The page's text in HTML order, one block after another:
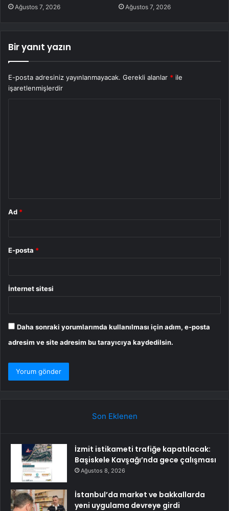
Ağustos 7, 2026 Ağustos 7, 2026
Bir yanıt yazın
E-posta adresiniz yayınlanmayacak. Gerekli alanlar * ile
işaretlenmişlerdir
Ad *
E-posta *
İnternet sitesi
Daha sonraki yorumlarımda kullanılması için adım, e-posta
adresim ve site adresim bu tarayıcıya kaydedilsin.
Son Eklenen
İzmit istikameti trafiğe kapatılacak:
Başiskele Kavşağı’nda gece çalışması
Ağustos 8, 2026
İstanbul’da market ve bakkallarda
yeni uygulama devreye girdi